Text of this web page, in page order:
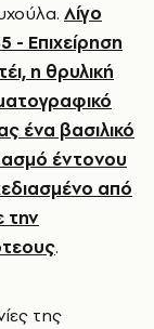
Λίγο
- Επιχείρηση
η θρυλική
ένα βασιλικό
έντονου
από
την
.
της